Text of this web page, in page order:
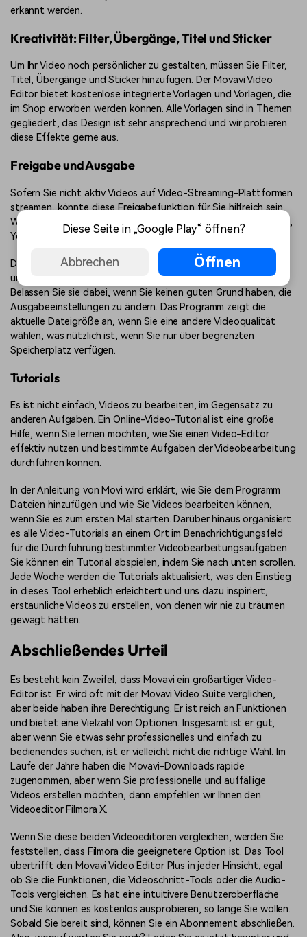
erkannt werden.
Kreativität: Filter, Übergänge, Titel und Sticker
Um Ihr Video noch persönlicher zu gestalten, müssen Sie Filter,
Titel, Übergänge und Sticker hinzufügen. Der Movavi Video
Editor bietet kostenlose integrierte Vorlagen und Vorlagen, die
im Shop erworben werden können. Alle Vorlagen sind in Themen
gegliedert, das Design ist sehr ansprechend und wir probieren
diese Effekte gerne aus.
Freigabe und Ausgabe
Sofern Sie nicht aktiv Videos auf Video-Streaming-Plattformen
streamen, könnte diese Freigabefunktion für Sie hilfreich sein.
Wenn Sie sich anmelden, können Sie Videos direkt auf YouTube,
YouTube Video und Google Drive hochladen.
Die Exportfunktion unterstützt eine breite Palette von Video-
und Audioformaten, die sehr häufig verwendet werden.
Belassen Sie sie dabei, wenn Sie keinen guten Grund haben, die
Ausgabeeinstellungen zu ändern. Das Programm zeigt die
aktuelle Dateigröße an, wenn Sie eine andere Videoqualität
wählen, was nützlich ist, wenn Sie nur über begrenzten
Speicherplatz verfügen.
Tutorials
Es ist nicht einfach, Videos zu bearbeiten, im Gegensatz zu
anderen Aufgaben. Ein Online-Video-Tutorial ist eine große
Hilfe, wenn Sie lernen möchten, wie Sie einen Video-Editor
effektiv nutzen und bestimmte Aufgaben der Videobearbeitung
durchführen können.
In der Anleitung von Movi wird erklärt, wie Sie dem Programm
Dateien hinzufügen und wie Sie Videos bearbeiten können,
wenn Sie es zum ersten Mal starten. Darüber hinaus organisiert
es alle Video-Tutorials an einem Ort im Benachrichtigungsfeld
für die Durchführung bestimmter Videobearbeitungsaufgaben.
Sie können ein Tutorial abspielen, indem Sie nach unten scrollen.
Jede Woche werden die Tutorials aktualisiert, was den Einstieg
in dieses Tool erheblich erleichtert und uns dazu inspiriert,
erstaunliche Videos zu erstellen, von denen wir nie zu träumen
gewagt hätten.
Abschließendes Urteil
Es besteht kein Zweifel, dass Movavi ein großartiger Video-
Editor ist. Er wird oft mit der Movavi Video Suite verglichen,
aber beide haben ihre Berechtigung. Er ist reich an Funktionen
und bietet eine Vielzahl von Optionen. Insgesamt ist er gut,
aber wenn Sie etwas sehr professionelles und einfach zu
bedienendes suchen, ist er vielleicht nicht die richtige Wahl. Im
Laufe der Jahre haben die Movavi-Downloads rapide
zugenommen, aber wenn Sie professionelle und auffällige
Videos erstellen möchten, dann empfehlen wir Ihnen den
Videoeditor Filmora X.
Wenn Sie diese beiden Videoeditoren vergleichen, werden Sie
feststellen, dass Filmora die geeignetere Option ist. Das Tool
übertrifft den Movavi Video Editor Plus in jeder Hinsicht, egal
ob Sie die Funktionen, die Videoschnitt-Tools oder die Audio-
Tools vergleichen. Es hat eine intuitivere Benutzeroberfläche
und Sie können es kostenlos ausprobieren, so lange Sie wollen.
Sobald Sie bereit sind, können Sie ein Abonnement abschließen.
Diese Seite in „Google Play“ öffnen?
Abbrechen Öffnen